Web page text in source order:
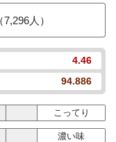
人）
4.46
94.886
こってり
濃い味